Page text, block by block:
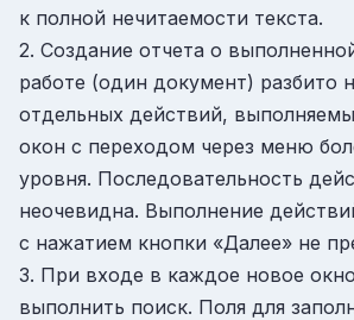
к полной нечитаемости текста.
2. Создание отчета о
работе (один документ) разбито
отдельных действий,
окон с переходом через меню
уровня. Последовательность
неочевидна. Выполнение
с нажатием кнопки «Далее» не
3. При входе в каждое новое
выполнить поиск. Поля для